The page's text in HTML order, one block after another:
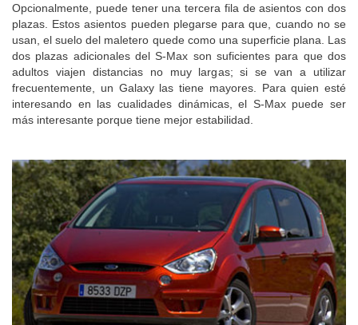
Opcionalmente, puede tener una tercera fila de asientos con dos
plazas. Estos asientos pueden plegarse para que, cuando no se
usan, el suelo del maletero quede como una superficie plana. Las
dos plazas adicionales del S-Max son suficientes para que dos
adultos viajen distancias no muy largas; si se van a utilizar
frecuentemente, un Galaxy las tiene mayores. Para quien esté
interesando en las cualidades dinámicas, el S-Max puede ser
más interesante porque tiene mejor estabilidad.